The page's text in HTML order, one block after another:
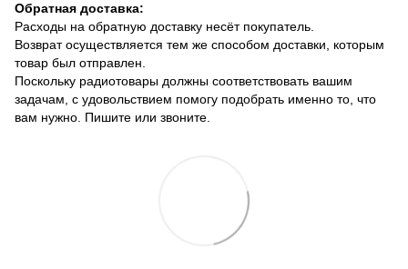
Обратная доставка:
Расходы на обратную доставку несёт покупатель.
Возврат осуществляется тем же способом доставки, которым
товар был отправлен.
Поскольку радиотовары должны соответствовать вашим
задачам, с удовольствием помогу подобрать именно то, что
вам нужно. Пишите или звоните.